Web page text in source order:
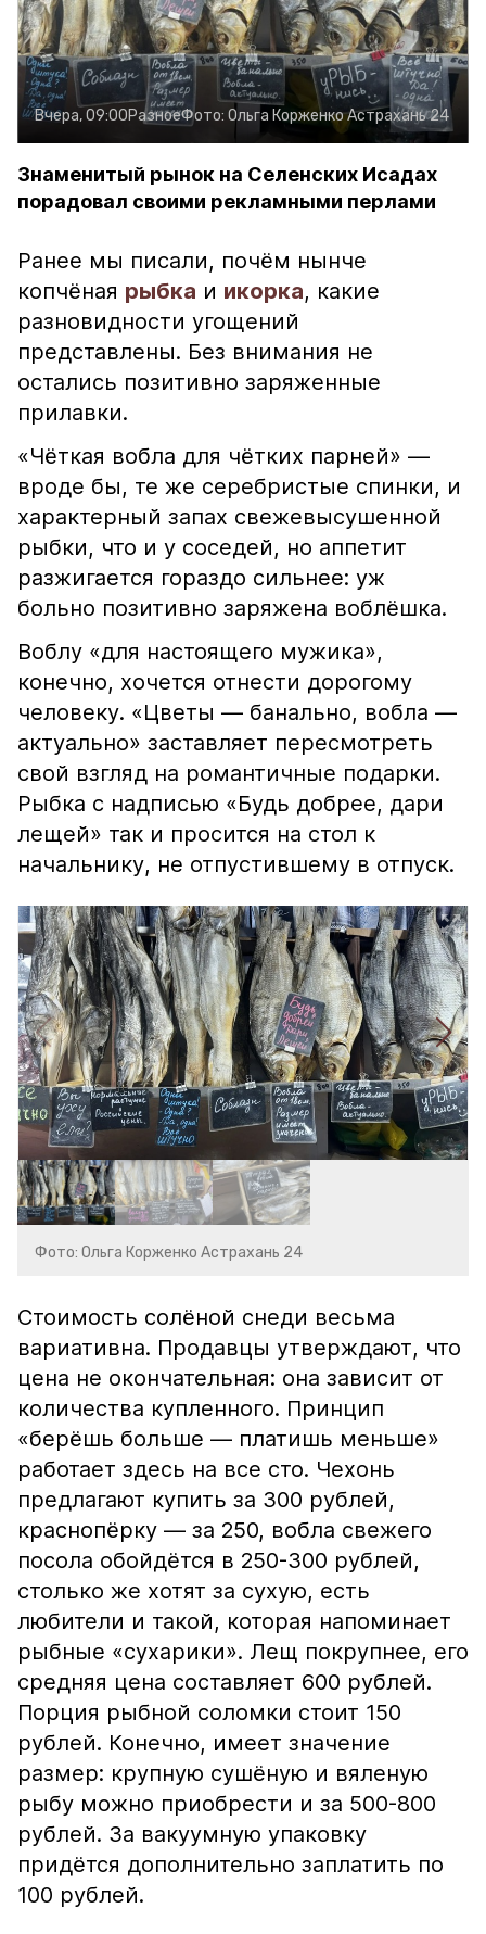
Вчера, 09:00РазноеФото: Ольга КорженкоАстрахань 24
Знаменитый рынок на Селенских Исадах
порадовал своими рекламными перлами
Ранее мы писали, почём нынче
копчёная рыбка и икорка, какие
разновидности угощений
представлены. Без внимания не
остались позитивно заряженные
прилавки.
«Чёткая вобла для чётких парней» —
вроде бы, те же серебристые спинки, и
характерный запах свежевысушенной
рыбки, что и у соседей, но аппетит
разжигается гораздо сильнее: уж
больно позитивно заряжена воблёшка.
Воблу «для настоящего мужика»,
конечно, хочется отнести дорогому
человеку. «Цветы — банально, вобла —
актуально» заставляет пересмотреть
свой взгляд на романтичные подарки.
Рыбка с надписью «Будь добрее, дари
лещей» так и просится на стол к
начальнику, не отпустившему в отпуск.
Фото: Ольга Корженко Астрахань 24
Стоимость солёной снеди весьма
вариативна. Продавцы утверждают, что
цена не окончательная: она зависит от
количества купленного. Принцип
«берёшь больше — платишь меньше»
работает здесь на все сто. Чехонь
предлагают купить за 300 рублей,
краснопёрку — за 250, вобла свежего
посола обойдётся в 250-300 рублей,
столько же хотят за сухую, есть
любители и такой, которая напоминает
рыбные «сухарики». Лещ покрупнее, его
средняя цена составляет 600 рублей.
Порция рыбной соломки стоит 150
рублей. Конечно, имеет значение
размер: крупную сушёную и вяленую
рыбу можно приобрести и за 500-800
рублей. За вакуумную упаковку
придётся дополнительно заплатить по
100 рублей.